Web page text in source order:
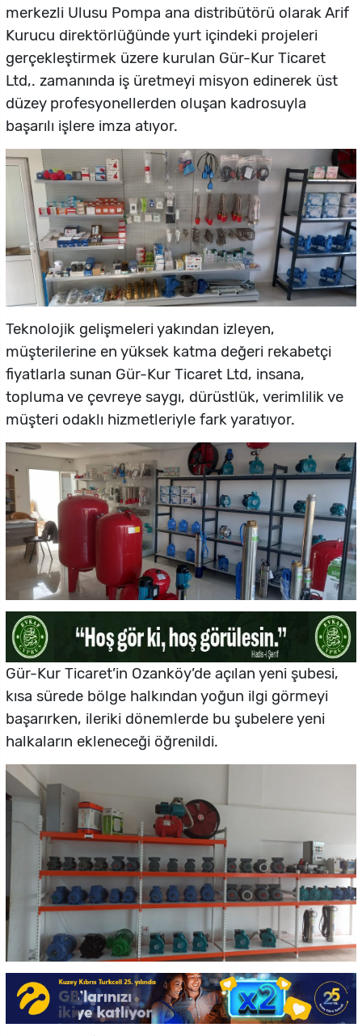
merkezli Ulusu Pompa ana distribütörü olarak Arif
Kurucu direktörlüğünde yurt içindeki projeleri
gerçekleştirmek üzere kurulan Gür-Kur Ticaret
Ltd,. zamanında iş üretmeyi misyon edinerek üst
düzey profesyonellerden oluşan kadrosuyla
başarılı işlere imza atıyor.
Teknolojik gelişmeleri yakından izleyen,
müşterilerine en yüksek katma değeri rekabetçi
fiyatlarla sunan Gür-Kur Ticaret Ltd, insana,
topluma ve çevreye saygı, dürüstlük, verimlilik ve
müşteri odaklı hizmetleriyle fark yaratıyor.
Gür-Kur Ticaret’in Ozanköy’de açılan yeni şubesi,
kısa sürede bölge halkından yoğun ilgi görmeyi
başarırken, ileriki dönemlerde bu şubelere yeni
halkaların ekleneceği öğrenildi.